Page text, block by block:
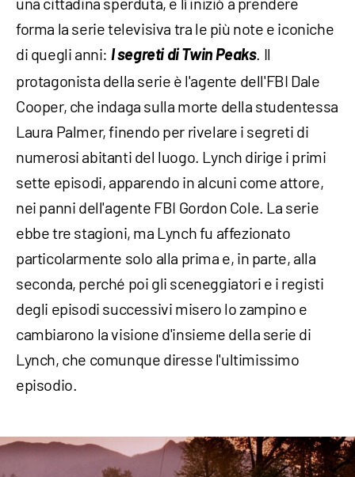
forma la serie televisiva tra le più note e iconiche
di quegli anni: I segreti di Twin Peaks. Il
protagonista della serie è l'agente dell'FBI Dale
Cooper, che indaga sulla morte della studentessa
Laura Palmer, finendo per rivelare i segreti di
numerosi abitanti del luogo. Lynch dirige i primi
sette episodi, apparendo in alcuni come attore,
nei panni dell'agente FBI Gordon Cole. La serie
ebbe tre stagioni, ma Lynch fu affezionato
particolarmente solo alla prima e, in parte, alla
seconda, perché poi gli sceneggiatori e i registi
degli episodi successivi misero lo zampino e
cambiarono la visione d'insieme della serie di
Lynch, che comunque diresse l'ultimissimo
episodio.